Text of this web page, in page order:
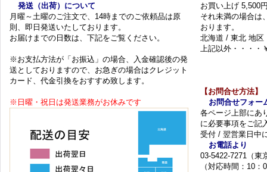
発送（出荷）について
月曜～土曜のご注文で、14時までのご依頼品は原
則、即日発送いたしております。
お届けまでの日数は、下記をご覧ください。
※お支払方法が「お振込」の場合、入金確認後の発
送としておりますので、お急ぎの場合はクレジット
カード、代金引換をおすすめ致します。
※日曜・祝日は発送業務がお休みです
お買い上げ 5,500
それ未満の場合は
おります。
北海道 / 東北 地区
上記以外・・・・
【お問合せ方法】
お問合せフォー
各ページ上部にあ
に必要事項をご記
受付 / 翌営業日中
お電話より
03-5422-7271（東
（対応時間：10：